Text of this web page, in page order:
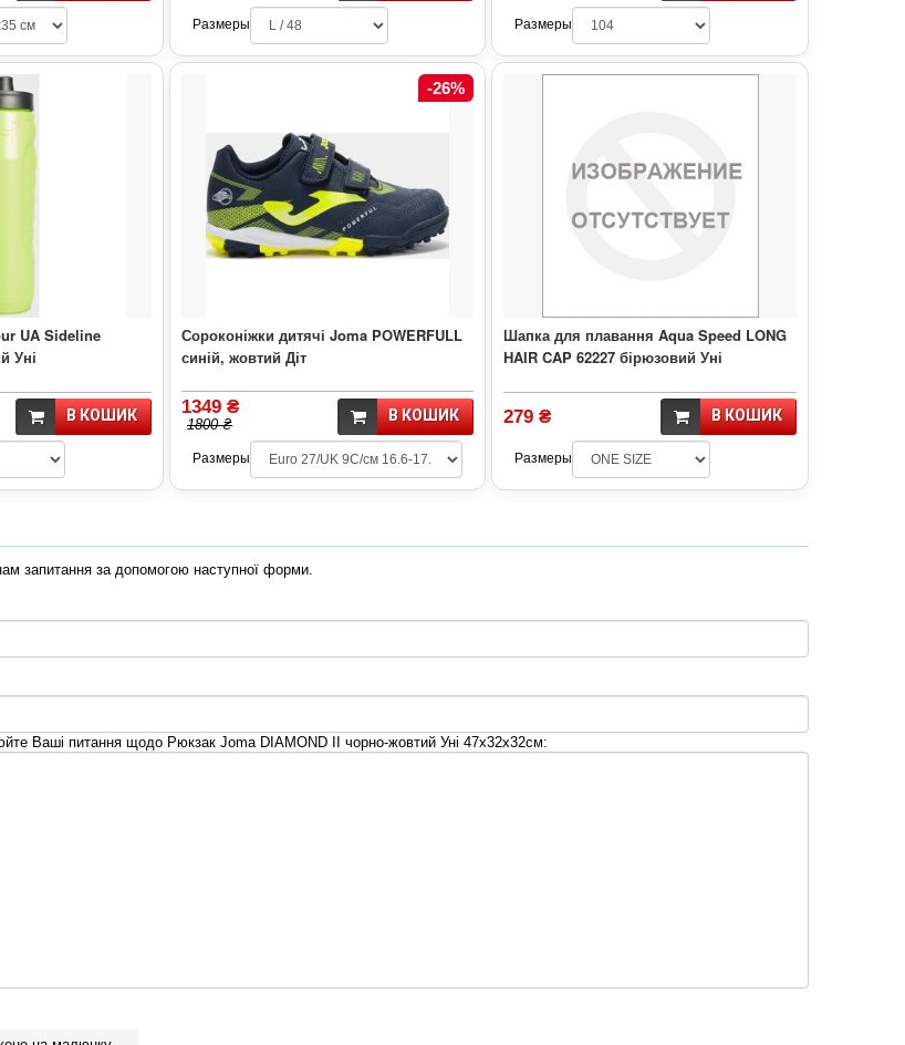
Размеры Размеры
UA Sideline
Уні
В КОШИК
-26%
Сороконіжки дитячі Joma POWERFULL
синій, жовтий Діт
1349 ₴
1800 ₴
В КОШИК
Размеры
Шапка для плавання Aqua Speed LONG
HAIR CAP 62227 бірюзовий Уні
279 ₴ В КОШИК
Размеры
запитання за допомогою наступної форми.
Ваші питання щодо Рюкзак Joma DIAMOND II чорно-жовтий Уні 47х32х32см: